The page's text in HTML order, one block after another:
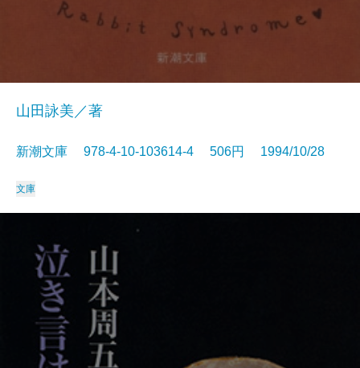
山田詠美／著
新潮文庫 978-4-10-103614-4 506円 1994/10/28
文庫